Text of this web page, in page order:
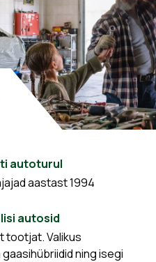
autoturul
aastast 1994
autosid
tootjat. Valikus
ning isegi